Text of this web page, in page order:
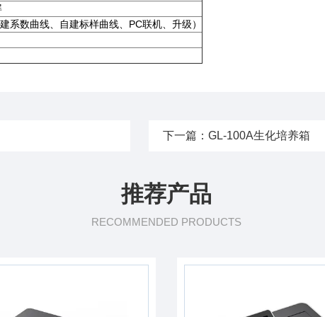
系数曲线、自建标样曲线、PC联机、升级）
下一篇： GL-100A生化培养箱
推荐产品
RECOMMENDED PRODUCTS